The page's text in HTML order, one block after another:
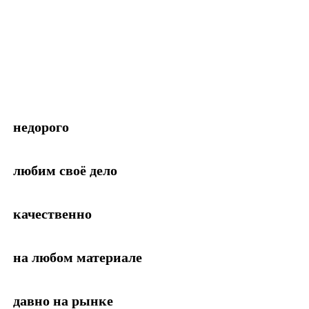
недорого
любим своё дело
качественно
на любом материале
давно на рынке